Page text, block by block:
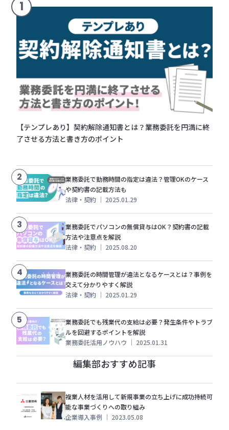
1
【テンプレあり】契約解除通知書とは？業務委託を円満に終
了させる方法と書き方のポイント
2
業務委託で勤務時間の指定は違法？管理OKのケース
や契約書の記載方法も
法律・契約 ｜ 2025.01.29
3
業務委託でパソコンの無償貸与はOK？契約書の記載
方法や注意点を解説
法律・契約 ｜ 2025.08.20
4
業務委託の時間管理が違法となるケースとは？事例を
交えて分かりやすく解説
法律・契約 ｜ 2025.01.29
5
業務委託でも残業代の支給は必要？発生条件やトラブ
ルを回避するポイントを解説
業務委託活用ノウハウ ｜ 2025.01.31
編集部おすすめ記事
複業人材を活用して新規事業の立ち上げに成功持続可
能な事業づくりへの取り組み
企業導入事例 ｜ 2023.05.08